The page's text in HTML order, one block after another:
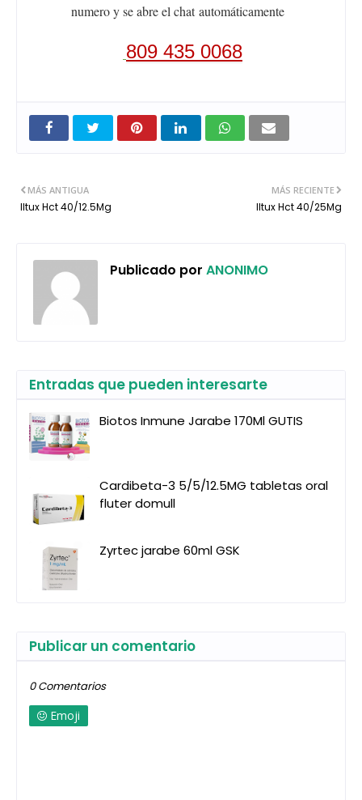
numero y se abre el chatautomáticamente
809 435 0068
MÁS RECIENTE
Iltux Hct 40/25Mg
MÁS ANTIGUA
Iltux Hct 40/12.5Mg
Publicado por ANONIMO
Entradas que pueden interesarte
Biotos Inmune Jarabe 170Ml GUTIS
Cardibeta-3 5/5/12.5MG tabletas oral
fluter domull
Zyrtec jarabe 60ml GSK
Publicar un comentario
0 Comentarios
Emoji